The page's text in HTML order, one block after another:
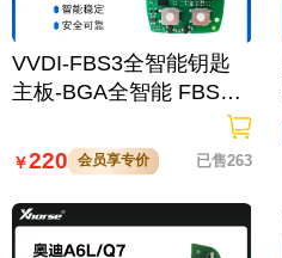
VVDI-FBS3全智能钥匙
主板-BGA全智能 FBS3 3
15/433频率可切换 BGA
全智能204 207 212 164
166 221
￥220 会员享专价 已售263